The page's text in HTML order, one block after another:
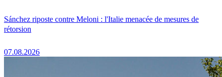
Sánchez riposte contre Meloni : l'Italie menacée de mesures de
rétorsion
07.08.2026